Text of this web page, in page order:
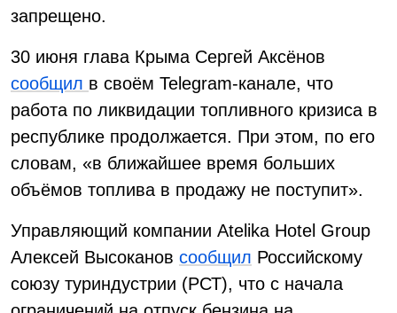
запрещено.
30 июня глава Крыма Сергей Аксёнов
сообщил в своём Telegram-канале, что
работа по ликвидации топливного кризиса в
республике продолжается. При этом, по его
словам, «в ближайшее время больших
объёмов топлива в продажу не поступит».
Управляющий компании Atelika Hotel Group
Алексей Высоканов сообщил Российскому
союзу туриндустрии (РСТ), что с начала